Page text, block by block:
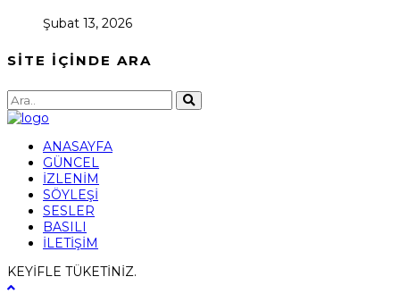
Şubat 13, 2026
SİTE İÇİNDE ARA
ANASAYFA
GÜNCEL
İZLENİM
SÖYLEŞİ
SESLER
BASILI
İLETİŞİM
KEYİFLE TÜKETİNİZ.